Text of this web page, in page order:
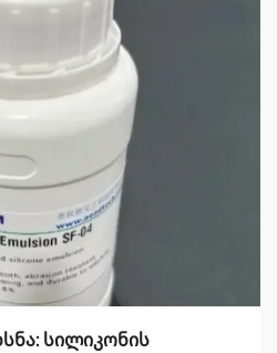
სილიკონის